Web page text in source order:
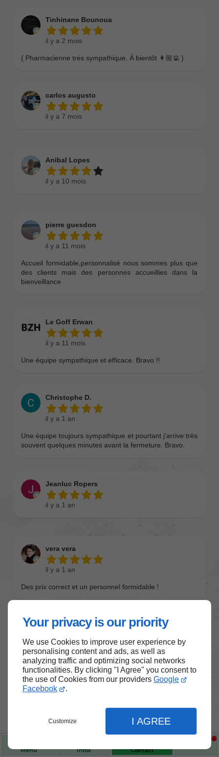
Your privacy is our priority
We use Cookies to improve user experience by
personalising content and ads, as well as
analyzing traffic and optimizing social networks
functionalities. By clicking "I Agree" you consent to
the use of Cookies from our providers Google
Facebook
.
Customize I AGREE
Menu Infos Contact
Nos produits de santé et de